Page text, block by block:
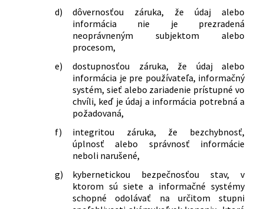
d)
dôvernosťou záruka, že údaj alebo
informácia nie je prezradená
neoprávneným subjektom alebo
procesom,
e)
dostupnosťou záruka, že údaj alebo
informácia je pre používateľa, informačný
systém, sieť alebo zariadenie prístupné vo
chvíli, keď je údaj a informácia potrebná a
požadovaná,
f)
integritou záruka, že bezchybnosť,
úplnosť alebo správnosť informácie
neboli narušené,
g)
kybernetickou bezpečnosťou stav, v
ktorom sú siete a informačné systémy
schopné odolávať na určitom stupni